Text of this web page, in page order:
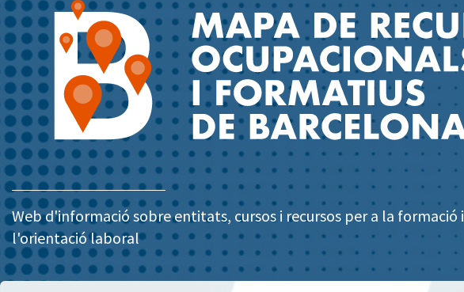
Web d'informació sobre entitats, cursos i recursos per a la formació i
l'orientació laboral